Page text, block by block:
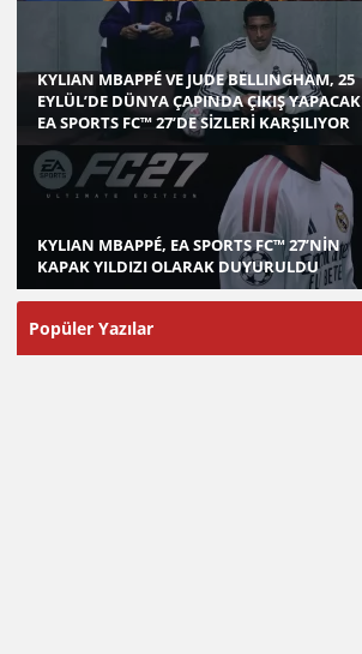
KYLIAN MBAPPÉ VE JUDE BELLINGHAM, 25
EYLÜL’DE DÜNYA ÇAPINDA ÇIKIŞ YAPACAK
EA SPORTS FC™ 27’DE SİZLERİ KARŞILIYOR
KYLIAN MBAPPÉ, EA SPORTS FC™ 27’NİN
KAPAK YILDIZI OLARAK DUYURULDU
Popüler Yazılar